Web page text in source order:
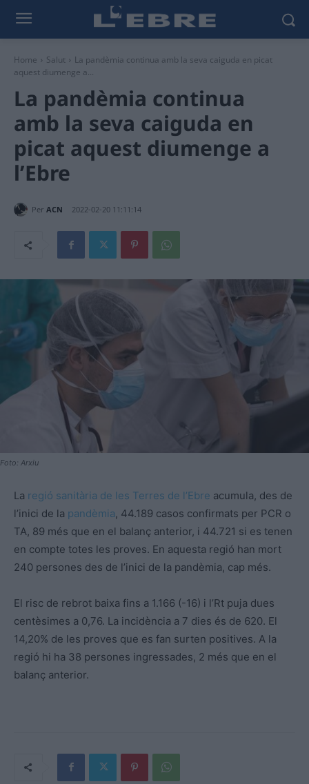
Home Salut
La pandèmia continua amb la seva caiguda en picat
aquest diumenge a...
La pandèmia continua
amb la seva caiguda en
picat aquest diumenge a
l’Ebre
Per ACN 2022-02-20 11:11:14
Foto: Arxiu
La regió sanitària de les Terres de l’Ebre acumula, des de
l’inici de la pandèmia, 44.189 casos confirmats per PCR o
TA, 89 més que en el balanç anterior, i 44.721 si es tenen
en compte totes les proves. En aquesta regió han mort
240 persones des de l’inici de la pandèmia, cap més.
El risc de rebrot baixa fins a 1.166 (-16) i l’Rt puja dues
centèsimes a 0,76. La incidència a 7 dies és de 620. El
14,20% de les proves que es fan surten positives. A la
regió hi ha 38 persones ingressades, 2 més que en el
balanç anterior.